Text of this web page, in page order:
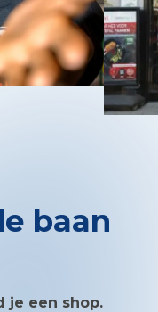
baan
je een shop.